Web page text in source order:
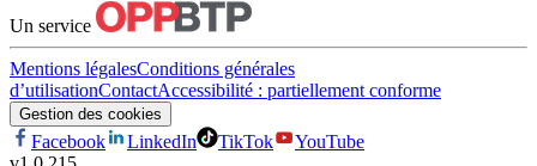
Un service
Mentions légalesConditions générales
d’utilisationContactAccessibilité : partiellement conforme
Gestion des cookies
Facebook LinkedIn TikTok
YouTube